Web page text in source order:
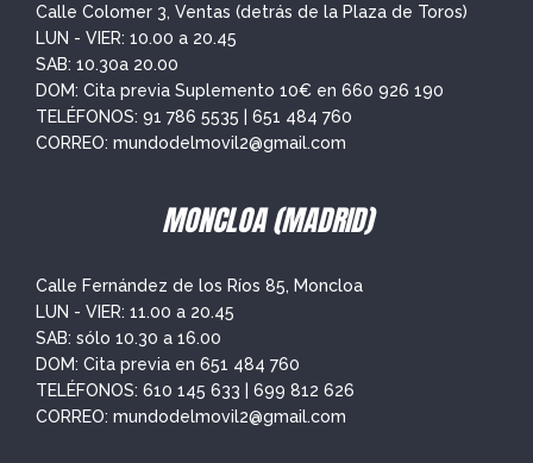
Calle Colomer 3, Ventas (detrás de la Plaza de Toros)
LUN - VIER: 10.00 a 20.45
SAB: 10.30a 20.00
DOM: Cita previa Suplemento 10€ en 660 926 190
TELÉFONOS: 91 786 5535
651 484 760
CORREO: mundodelmovil2@gmail.com
MONCLOA (MADRID)
Calle Fernández de los Ríos 85, Moncloa
LUN - VIER: 11.00 a 20.45
SAB: sólo 10.30 a 16.00
DOM: Cita previa en 651 484 760
TELÉFONOS: 610 145 633
699 812 626
CORREO: mundodelmovil2@gmail.com